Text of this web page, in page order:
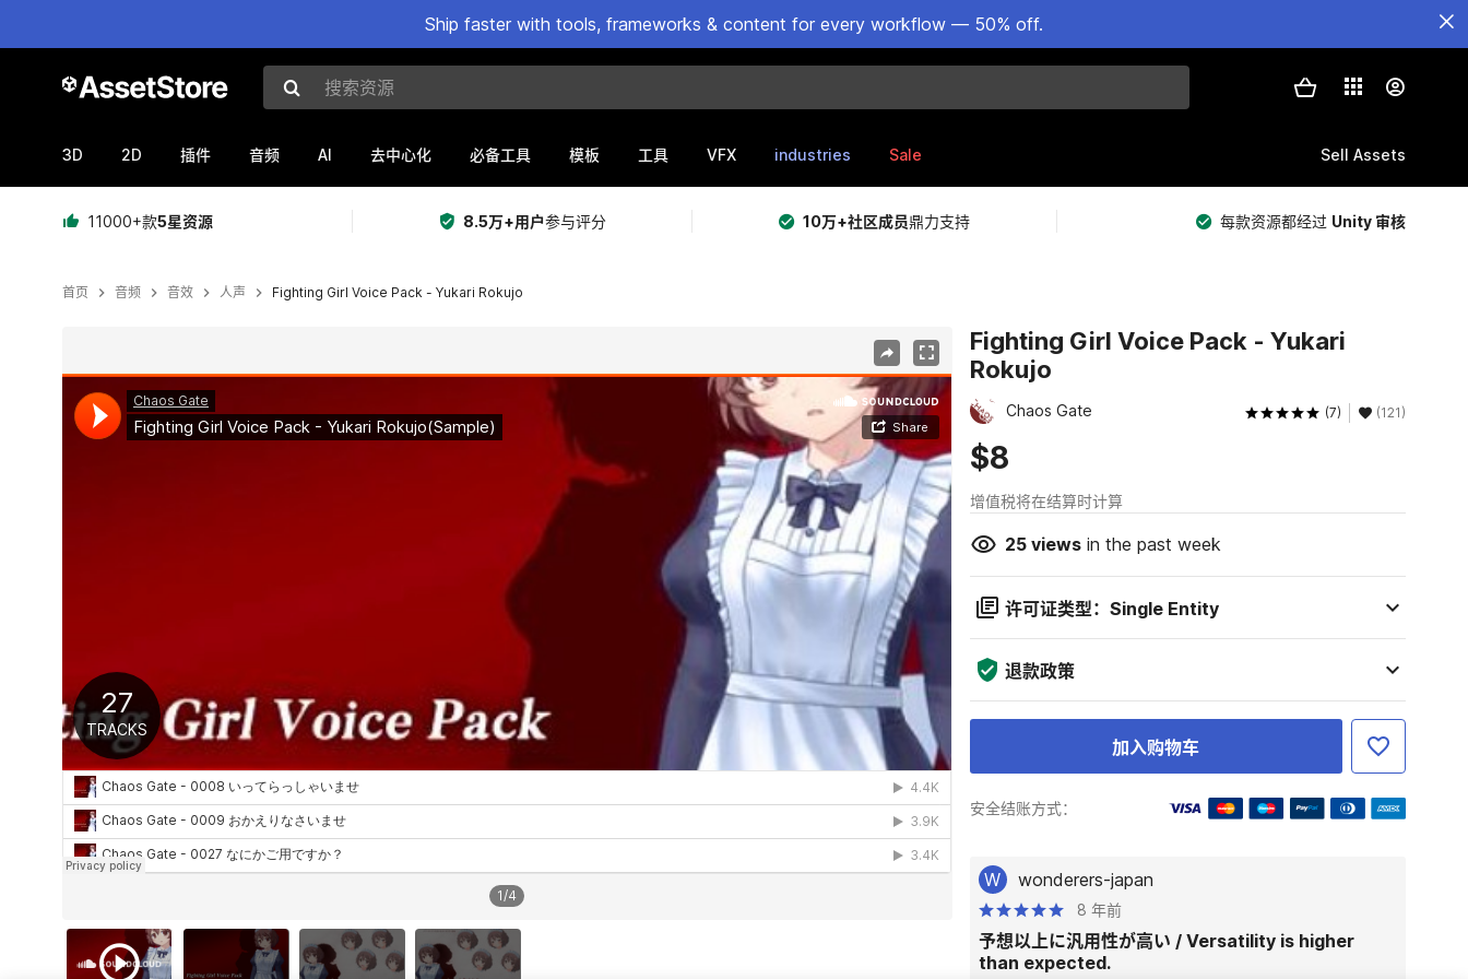
Ship faster with tools, frameworks & content for every workflow — 50% off.
搜索资源
3D 2D 插件 音频 AI 去中心化 必备工具 模板 工具 VFX industries Sale Sell Assets
11000+款5星资源 8.5万+用户参与评分 10万+社区成员鼎力支持 每款资源都经过 Unity 审核
首页 音频 音效 人声 Fighting Girl Voice Pack - Yukari Rokujo
1/4
Fighting Girl Voice Pack - Yukari
Rokujo
Chaos Gate (7) (121)
$8
增值税将在结算时计算
25viewsin the past week
许可证类型：Single Entity
退款政策
加入购物车
安全结账方式：
W wonderers-japan
8 年前
予想以上に汎用性が高い / Versatility is higher
than expected.